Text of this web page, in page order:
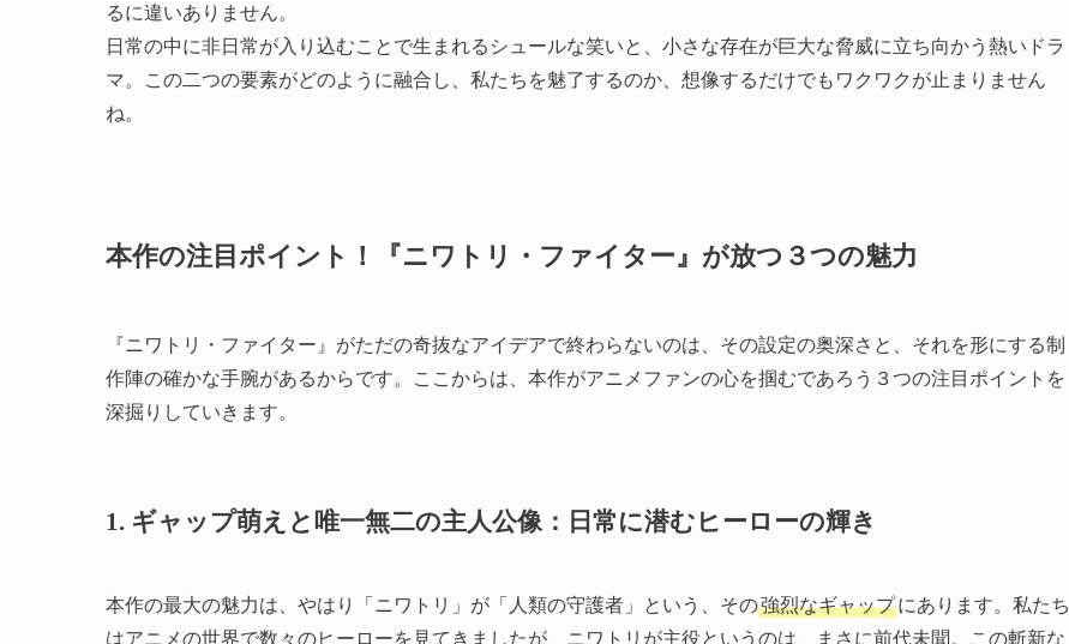
るに違いありません。
日常の中に非日常が入り込むことで生まれるシュールな笑いと、小さな存在が巨大な脅威に立ち向かう熱いドラ
マ。この二つの要素がどのように融合し、私たちを魅了するのか、想像するだけでもワクワクが止まりません
ね。
本作の注目ポイント！『ニワトリ・ファイター』が放つ３つの魅力
『ニワトリ・ファイター』がただの奇抜なアイデアで終わらないのは、その設定の奥深さと、それを形にする制
作陣の確かな手腕があるからです。ここからは、本作がアニメファンの心を掴むであろう３つの注目ポイントを
深掘りしていきます。
1. ギャップ萌えと唯一無二の主人公像：日常に潜むヒーローの輝き
本作の最大の魅力は、やはり「ニワトリ」が「人類の守護者」という、その強烈なギャップにあります。私たち
はアニメの世界で数々のヒーローを見てきましたが、ニワトリが主役というのは、まさに前代未聞。この斬新な